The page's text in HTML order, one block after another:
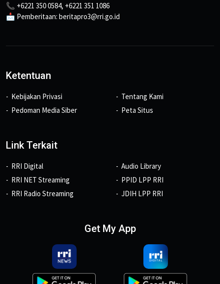
📞 +6221 350 0584, +6221 351 1086
📩 Pemberitaan: beritapro3@rri.go.id
Ketentuan
Kebijakan Privasi
Pedoman Media Siber
Tentang Kami
Peta Situs
Link Terkait
RRI Digital
RRI NET Streaming
RRI Radio Streaming
Audio Library
PPID LPP RRI
JDIH LPP RRI
Get My App